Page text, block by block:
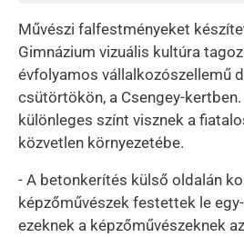
Művészi falfestményeket
Gimnázium vizuális kultúra
évfolyamos vállalkozószellemű
csütörtökön, a Csengey-
különleges színt visznek a
közvetlen környezetébe.
- A betonkerítés külső oldalán
képzőművészek festettek le
ezeknek a képzőművészeknek